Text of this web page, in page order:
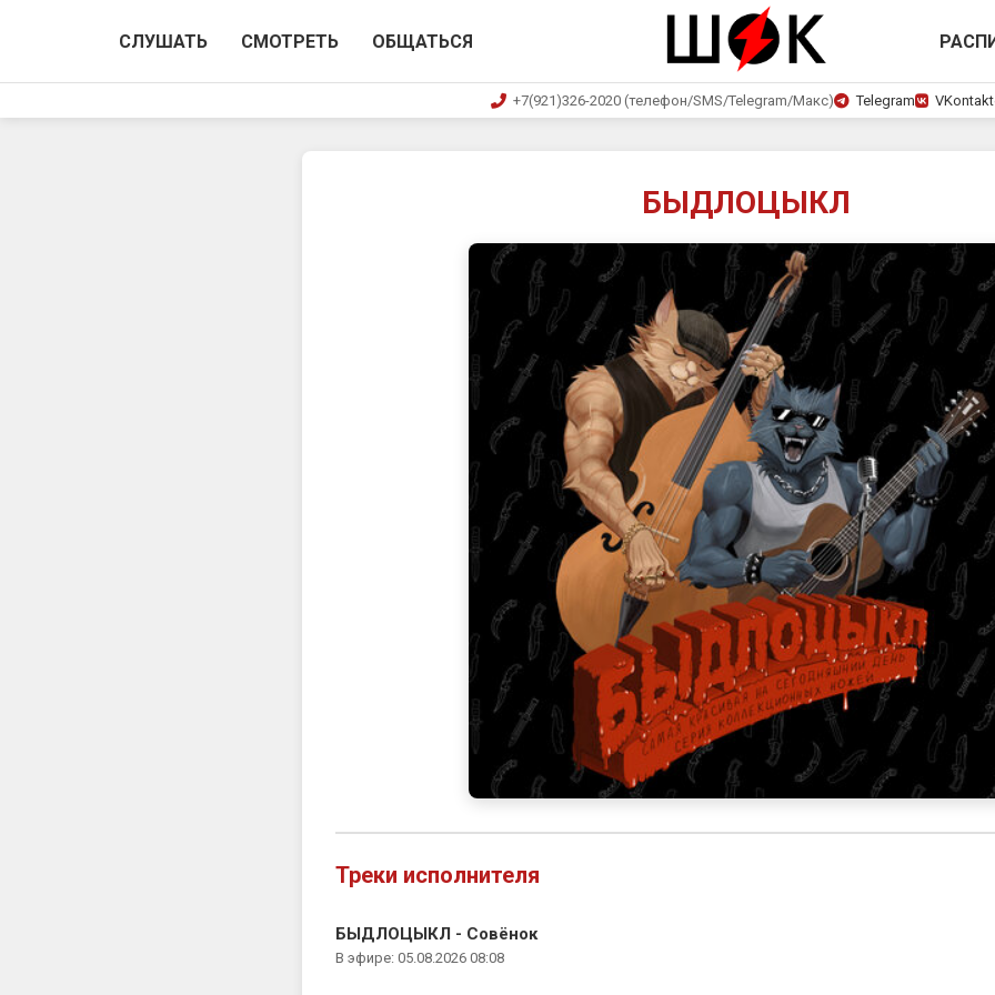
СЛУШАТЬ СМОТРЕТЬ ОБЩАТЬСЯ
+7(921)326-2020 (телефон/SMS/Telegram/Макс) Telegram
БЫДЛОЦЫКЛ
Треки исполнителя
БЫДЛОЦЫКЛ - Совёнок
В эфире: 05.08.2026 08:08